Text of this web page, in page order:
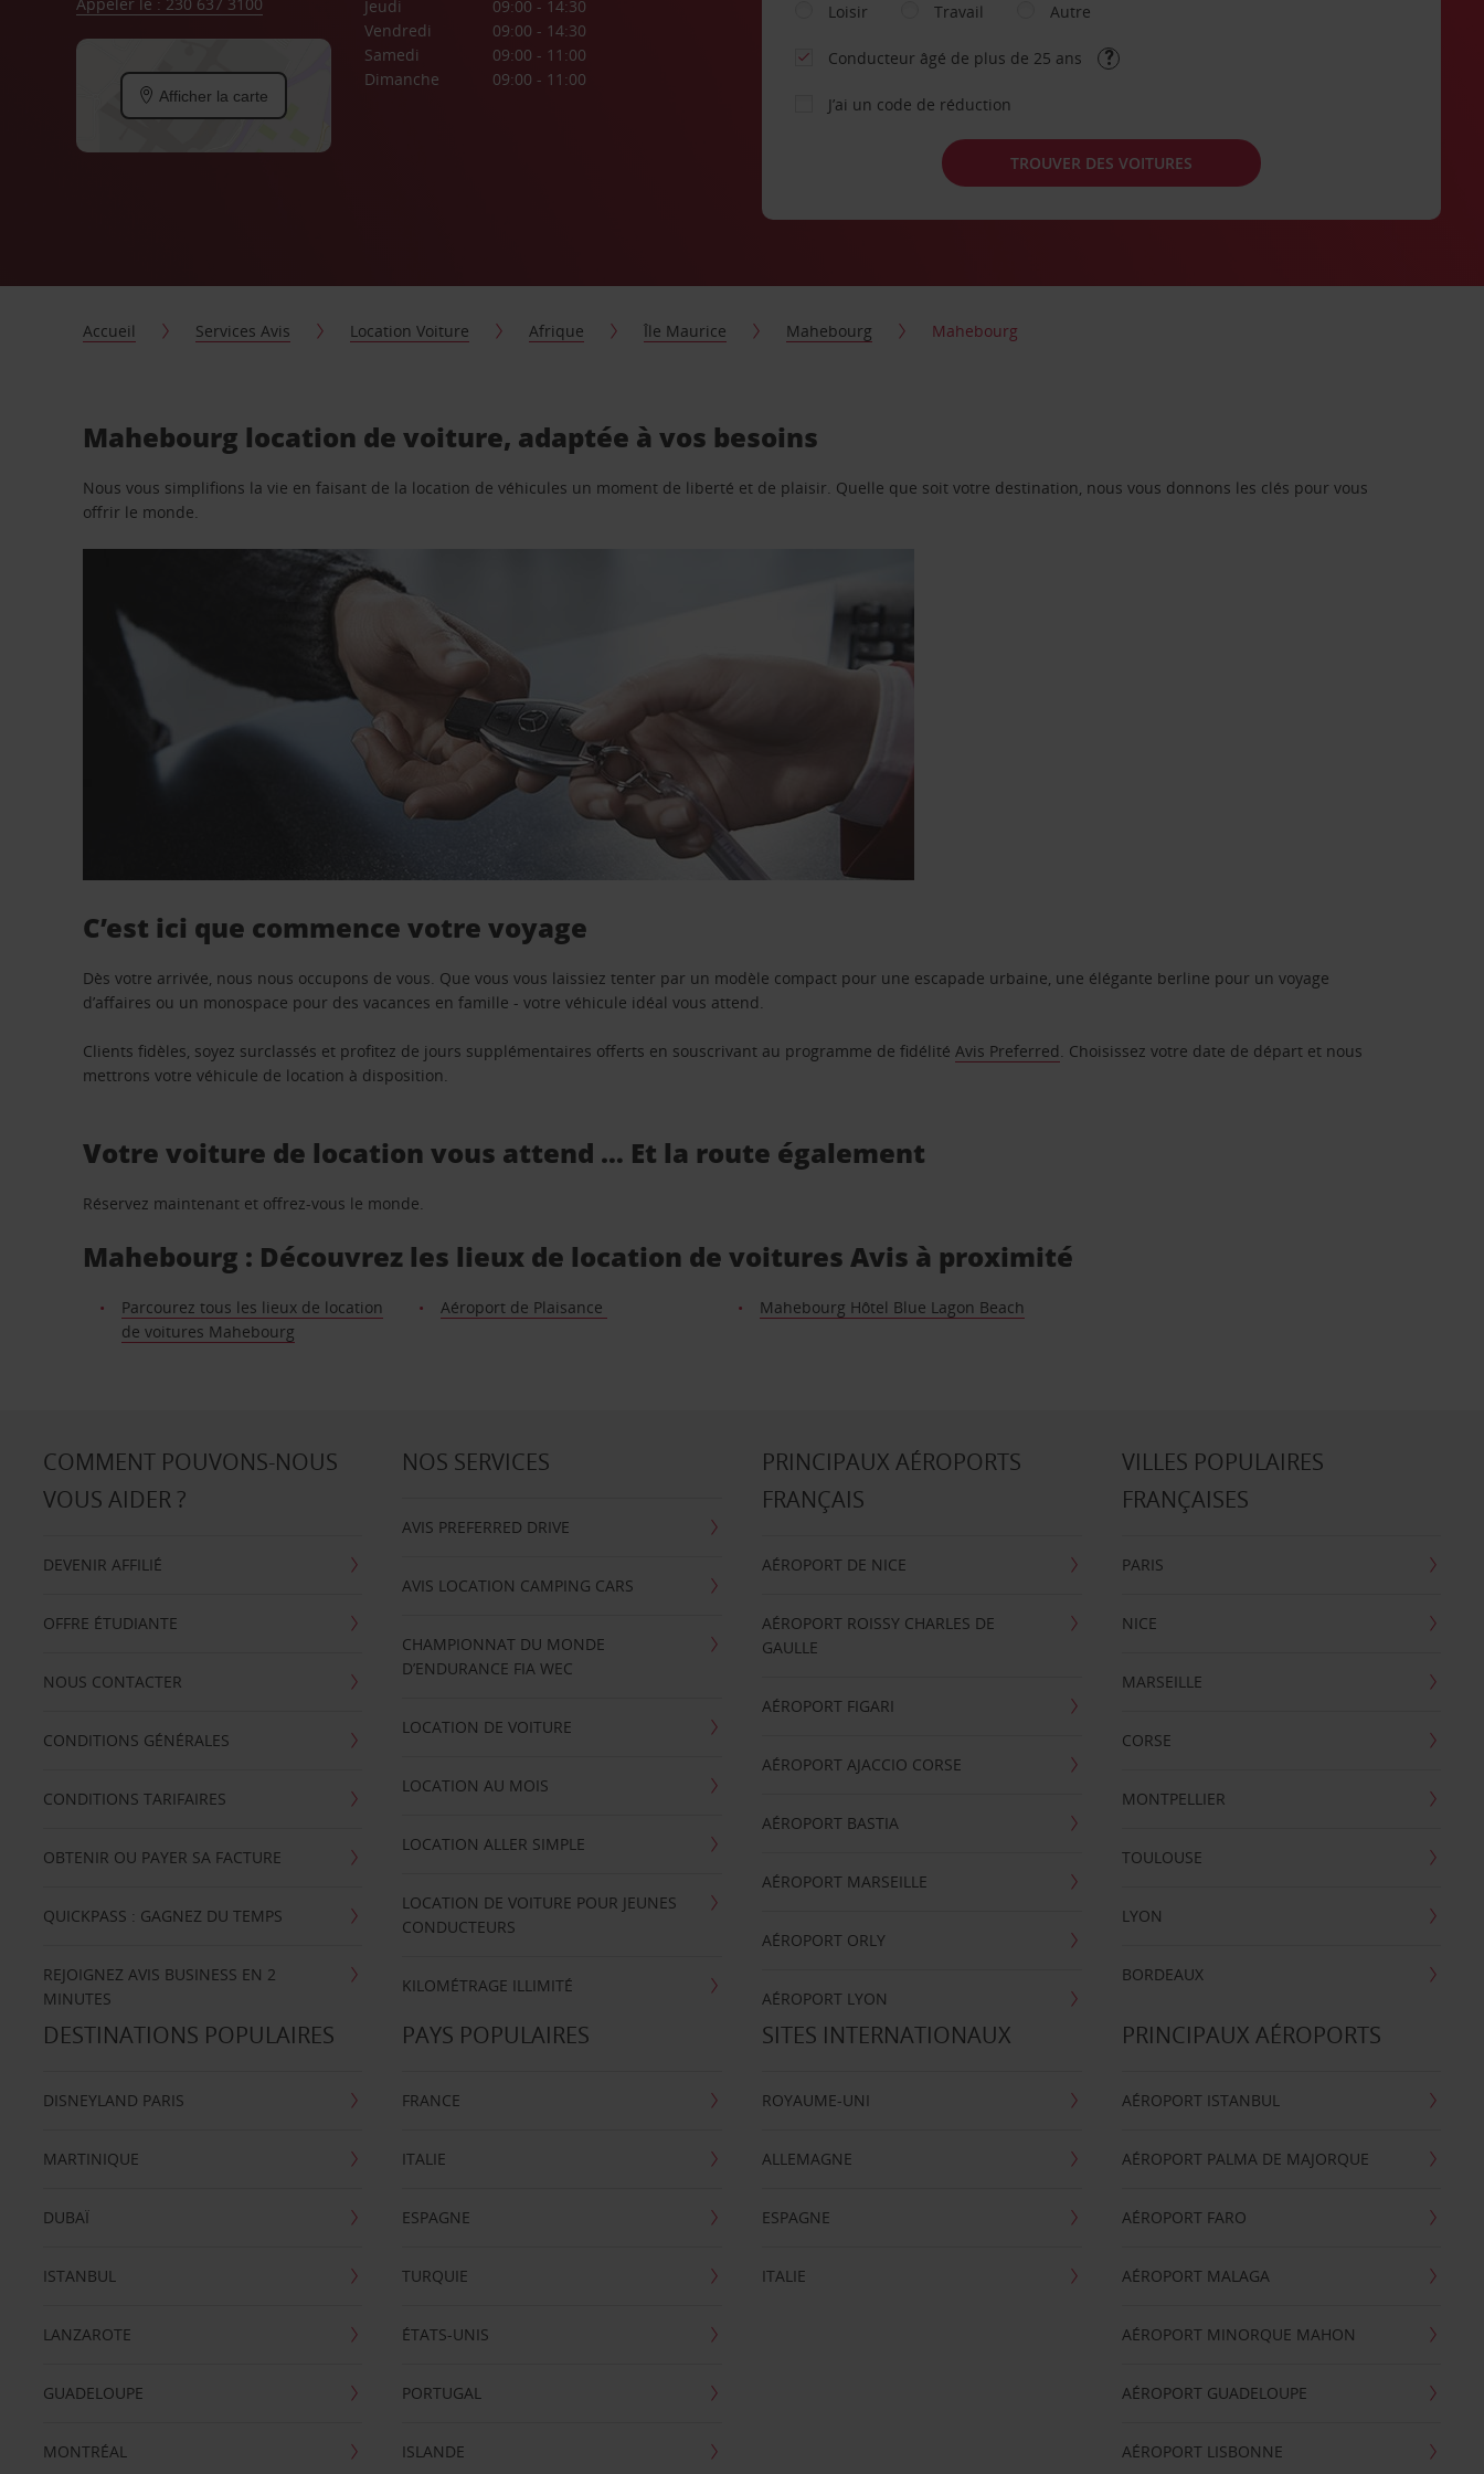
Afficher la carte
Jeudi
09:00 - 14:30
Vendredi
09:00 - 14:30
Samedi
09:00 - 11:00
Dimanche
09:00 - 11:00
Loisir
Travail Autre
Conducteur âgé de plus de 25 ans
J’ai un code de réduction
TROUVER DES VOITURES
Accueil Services Avis Location Voiture Afrique Île Maurice Mahebourg Mahebourg
Mahebourg location de voiture, adaptée à vos besoins
Nous vous simplifions la vie en faisant de la location de véhicules un moment de liberté et de plaisir. Quelle que soit votre destination, nous vous donnons les clés pour vous
offrir le monde.
C’est ici que commence votre voyage
Dès votre arrivée, nous nous occupons de vous. Que vous vous laissiez tenter par un modèle compact pour une escapade urbaine, une élégante berline pour un voyage
d’affaires ou un monospace pour des vacances en famille - votre véhicule idéal vous attend.
Clients fidèles, soyez surclassés et profitez de jours supplémentaires offerts en souscrivant au programme de fidélitéAvis Preferred. Choisissez votre date de départ et nous
mettrons votre véhicule de location à disposition.
Votre voiture de location vous attend … Et la route également
Réservez maintenant et offrez-vous le monde.
Mahebourg : Découvrez les lieux de location de voitures Avis à proximité
Parcourez tous les lieux de location
de voitures Mahebourg
Aéroport de Plaisance Mahebourg Hôtel Blue Lagon Beach
COMMENT POUVONS-NOUS
VOUS AIDER ?
DEVENIR AFFILIÉ
OFFRE ÉTUDIANTE
NOUS CONTACTER
CONDITIONS GÉNÉRALES
CONDITIONS TARIFAIRES
OBTENIR OU PAYER SA FACTURE
QUICKPASS : GAGNEZ DU TEMPS
REJOIGNEZ AVIS BUSINESS EN 2
MINUTES
NOS SERVICES
AVIS PREFERRED DRIVE
AVIS LOCATION CAMPING CARS
CHAMPIONNAT DU MONDE
D’ENDURANCE FIA WEC
LOCATION DE VOITURE
LOCATION AU MOIS
LOCATION ALLER SIMPLE
LOCATION DE VOITURE POUR JEUNES
CONDUCTEURS
KILOMÉTRAGE ILLIMITÉ
PRINCIPAUX AÉROPORTS
FRANÇAIS
AÉROPORT DE NICE
AÉROPORT ROISSY CHARLES DE
GAULLE
AÉROPORT FIGARI
AÉROPORT AJACCIO CORSE
AÉROPORT BASTIA
AÉROPORT MARSEILLE
AÉROPORT ORLY
AÉROPORT LYON
VILLES POPULAIRES
FRANÇAISES
PARIS
NICE
MARSEILLE
CORSE
MONTPELLIER
TOULOUSE
LYON
BORDEAUX
DESTINATIONS POPULAIRES
DISNEYLAND PARIS
MARTINIQUE
DUBAÏ
ISTANBUL
LANZAROTE
GUADELOUPE
MONTRÉAL
PAYS POPULAIRES
FRANCE
ITALIE
ESPAGNE
TURQUIE
ÉTATS-UNIS
PORTUGAL
ISLANDE
SITES INTERNATIONAUX
ROYAUME-UNI
ALLEMAGNE
ESPAGNE
ITALIE
PRINCIPAUX AÉROPORTS
AÉROPORT ISTANBUL
AÉROPORT PALMA DE MAJORQUE
AÉROPORT FARO
AÉROPORT MALAGA
AÉROPORT MINORQUE MAHON
AÉROPORT GUADELOUPE
AÉROPORT LISBONNE